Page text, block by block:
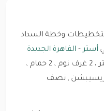
وخطة السداد
أستر- القاهرة الجديدة
شقة علوي مميزة للبيع 149 متر ، 2 غرف نوم ، 2 حمام ،
, ريسيبشن , نصف